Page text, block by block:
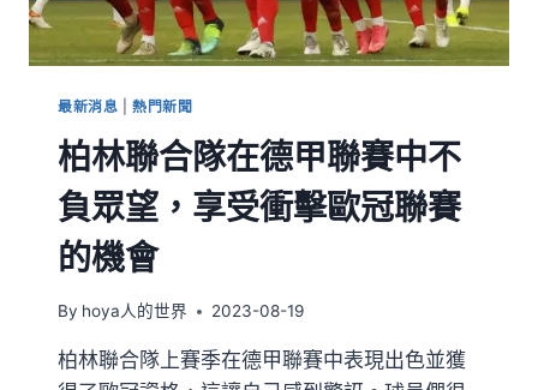
最新消息 |熱門新聞
柏林聯合隊在德甲聯賽中不
負眾望，享受衝擊歐冠聯賽
的機會
By hoya人的世界 2023-08-19
柏林聯合隊上賽季在德甲聯賽中表現出色並獲